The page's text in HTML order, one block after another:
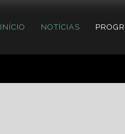
INÍCIO NOTÍCIAS